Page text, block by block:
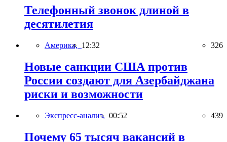
Телефонный звонок длиной в
десятилетия
Америка, 12:32 326
Новые санкции США против
России создают для Азербайджана
риски и возможности
Экспресс-анализ, 00:52 439
Почему 65 тысяч вакансий в